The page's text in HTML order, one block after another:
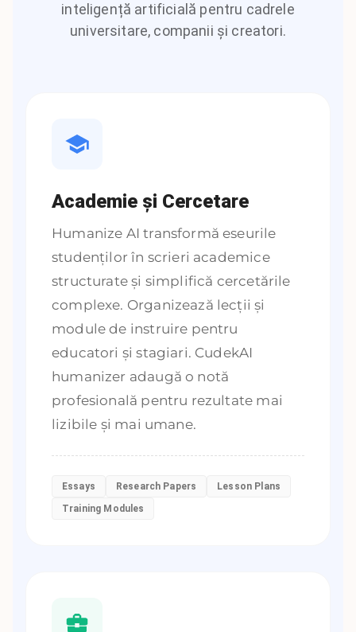
inteligență artificială pentru cadrele
universitare, companii și creatori.
Academie și Cercetare
Humanize AI transformă eseurile
studenților în scrieri academice
structurate și simplifică cercetările
complexe. Organizează lecții și
module de instruire pentru
educatori și stagiari. CudekAI
humanizer adaugă o notă
profesională pentru rezultate mai
lizibile și mai umane.
Essays Research Papers
Lesson Plans
Training Modules